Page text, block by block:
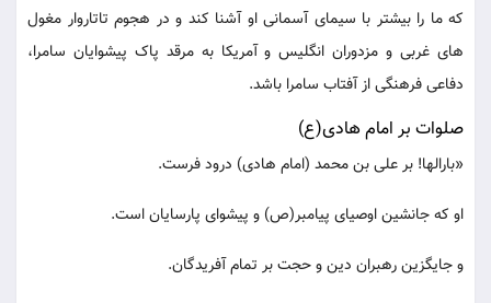
که ما را بیشتر با سیمای آسمانی او آشنا کند و در هجوم تاتاروار مغول
های غربی و مزدوران انگلیس و آمریکا به مرقد پاک پیشوایان سامرا،
دفاعی فرهنگی از آفتاب سامرا باشد.
صلوات بر امام هادی(ع)
«بارالها! بر علی بن محمد (امام هادی) درود فرست.
او که جانشین اوصیای پیامبر(ص) و پیشوای پارسایان است.
و جایگزین رهبران دین و حجت بر تمام آفریدگان.